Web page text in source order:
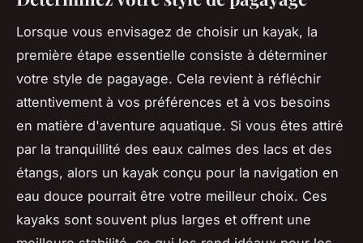
Lorsque vous envisagez de choisir un kayak, la
première étape essentielle consiste à déterminer
votre style de pagayage. Cela revient à réfléchir
attentivement à vos préférences et à vos besoins
en matière d'aventure aquatique. Si vous êtes attiré
par la tranquillité des eaux calmes des lacs et des
étangs, alors un kayak conçu pour la navigation en
eau douce pourrait être votre meilleur choix. Ces
kayaks sont souvent plus larges et offrent une